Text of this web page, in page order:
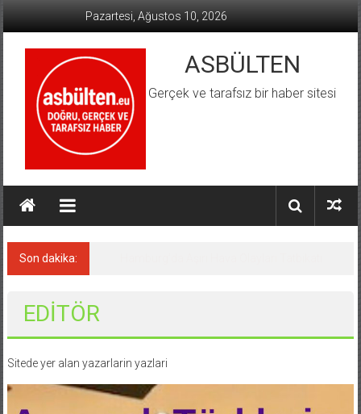
Pazartesi, Ağustos 10, 2026
ASBÜLTEN
Gerçek ve tarafsız bir haber sitesi
Son dakika:
EDİTÖR
Sitede yer alan yazarlarin yazlari